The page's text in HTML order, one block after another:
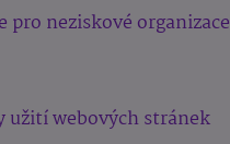
pro neziskové organizace
užití webových stránek